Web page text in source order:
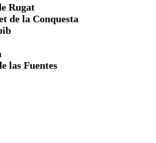
Rugat
de la Conquesta
las Fuentes